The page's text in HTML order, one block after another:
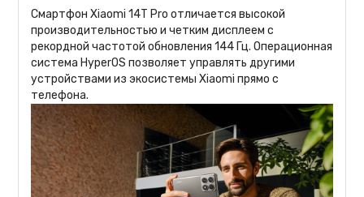
Смартфон Xiaomi 14T Pro отличается высокой
производительностью и четким дисплеем с
рекордной частотой обновления 144 Гц. Операционная
система HyperOS позволяет управлять другими
устройствами из экосистемы Xiaomi прямо с
телефона.